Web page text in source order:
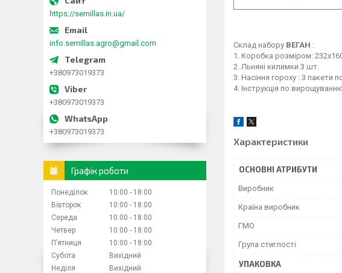
Склад набору ВЕГАН :
1. Коробка розміром:
2. Льняні килимки 3 шт.
3. Насіння гороху : 3 пакети
4. Інструкція по
Характеристики
ОСНОВНІ АТРИБУТИ
Виробник
Країна виробник
ГМО
Група стиглості
УПАКОВКА
https://semillas.in.ua/
info.semillas.agro@gmail.com
+380973019373
+380973019373
+380973019373
Графік роботи
Понеділок 10:00
18:00
Вівторок
10:00
18:00
Середа
10:00
18:00
Четвер
10:00
18:00
Пʼятниця
10:00
18:00
Субота
Вихідний
Неділя
Вихідний